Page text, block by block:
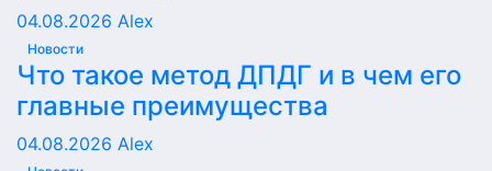
04.08.2026 Alex
Новости
Что такое метод ДПДГ и в чем его
главные преимущества
04.08.2026 Alex